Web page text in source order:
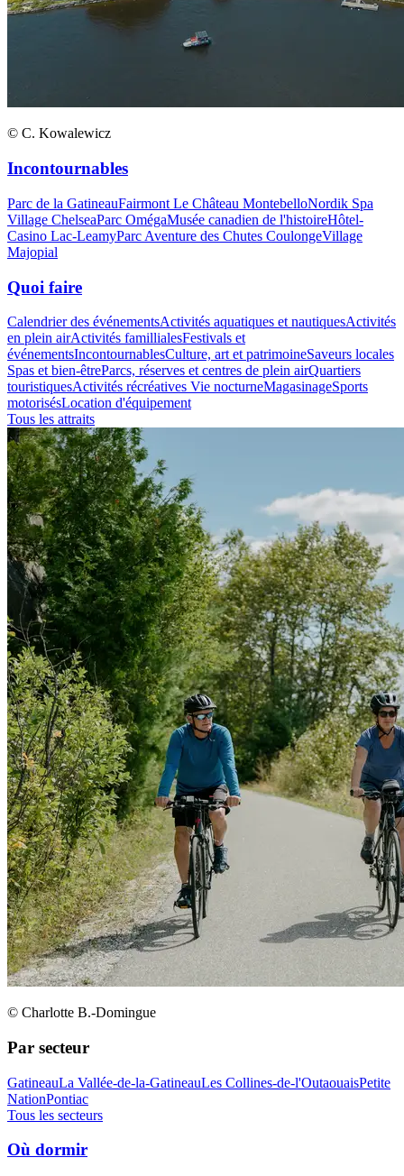
© C. Kowalewicz
Incontournables
Parc de la GatineauFairmont Le Château MontebelloNordik Spa
Village ChelseaParc OmégaMusée canadien de l'histoireHôtel-
Casino Lac-LeamyParc Aventure des Chutes CoulongeVillage
Majopial
Quoi faire
Calendrier des événementsActivités aquatiques et nautiquesActivités
en plein airActivités famillialesFestivals et
événementsIncontournablesCulture, art et patrimoineSaveurs locales
Spas et bien-êtreParcs, réserves et centres de plein airQuartiers
touristiquesActivités récréatives Vie nocturneMagasinageSports
motorisésLocation d'équipement
Tous les attraits
© Charlotte B.-Domingue
Par secteur
GatineauLa Vallée-de-la-GatineauLes Collines-de-l'OutaouaisPetite
NationPontiac
Tous les secteurs
Où dormir